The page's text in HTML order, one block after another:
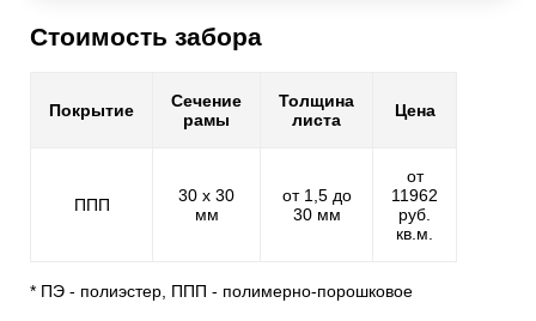
Стоимость забора
Покрытие
Сечение
рамы
Толщина
листа
Цена
ППП
30 х 30
мм
от 1,5 до
30 мм
от
11962
руб.
кв.м.
* ПЭ - полиэстер, ППП - полимерно-порошковое